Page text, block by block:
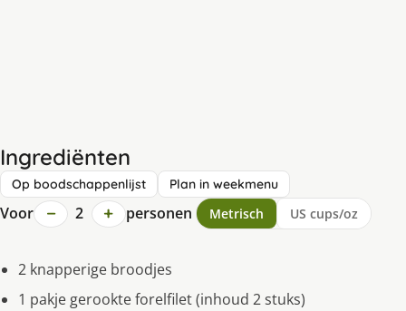
Ingrediënten
Op boodschappenlijst Plan in weekmenu
Voor − 2 + personen Metrisch US cups/oz
2 knapperige broodjes
1 pakje gerookte forelfilet (inhoud 2 stuks)